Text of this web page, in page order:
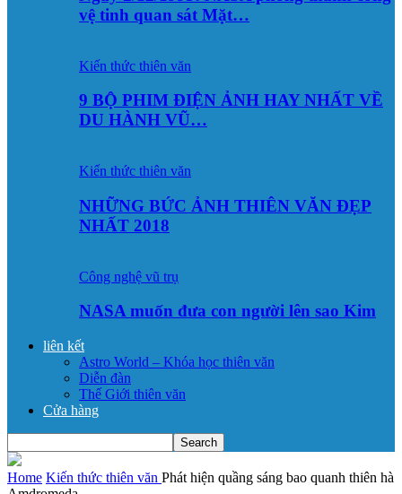
vệ tinh quan sát Mặt…
Kiến thức thiên văn
9 BỘ PHIM ĐIỆN ẢNH HAY NHẤT VỀ
DU HÀNH VŨ…
Kiến thức thiên văn
NHỮNG BỨC ẢNH THIÊN VĂN ĐẸP
NHẤT 2018
Công nghệ vũ trụ
NASA muốn đưa con người lên sao Kim
liên kết
Astro World – Khóa học thiên văn
Diễn đàn
Thế Giới thiên văn
Cửa hàng
Home Kiến thức thiên văn Phát hiện quầng sáng bao quanh thiên hà